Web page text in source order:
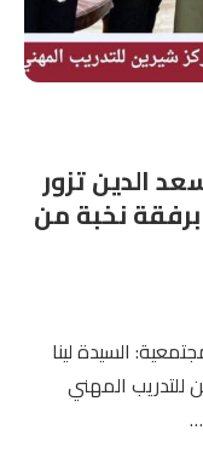
الدين تزور
نخبة من
السيدة لينا
للتدريب المهني